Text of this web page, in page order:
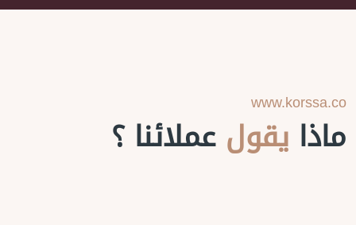
www.korssa.co
ماذا يقول عملائنا ؟